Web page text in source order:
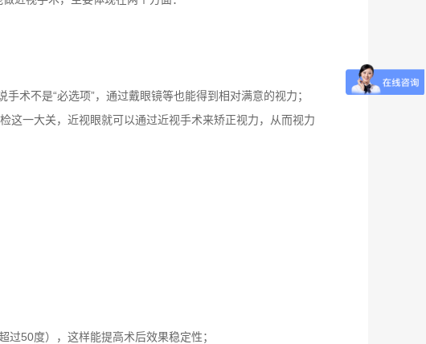
不是“必选项”，通过戴眼镜等也能得到相对满意的视力；
这一大关，近视眼就可以通过近视手术来矫正视力，从而视力
50度），这样能提高术后效果稳定性；